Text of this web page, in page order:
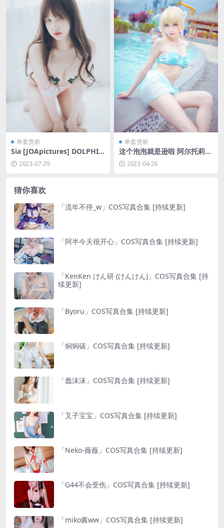
单套赏析
Sia [JOApictures] DOLPHIN
22. January [79P-253MB]
2023-07-29
单套赏析
这个泡泡就是逊啦 阿尔托莉雅
泳装 [14P-26MB]
2023-04-26
猜你喜欢
「流年不停_w」COS写真合集 [持续更新]
「阿半今天很开心」COS写真合集 [持续更新]
「KenKen けん研 (けんけん)」COS写真合集 [持
续更新]
「Byoru」COS写真合集 [持续更新]
「焖焖碳」COS写真合集 [持续更新]
「蠢沫沫」COS写真合集 [持续更新]
「叉子宝宝」COS写真合集 [持续更新]
「Neko-薇薇」COS写真合集 [持续更新]
「G44不会受伤」COS写真合集 [持续更新]
「miko酱ww」COS写真合集 [持续更新]